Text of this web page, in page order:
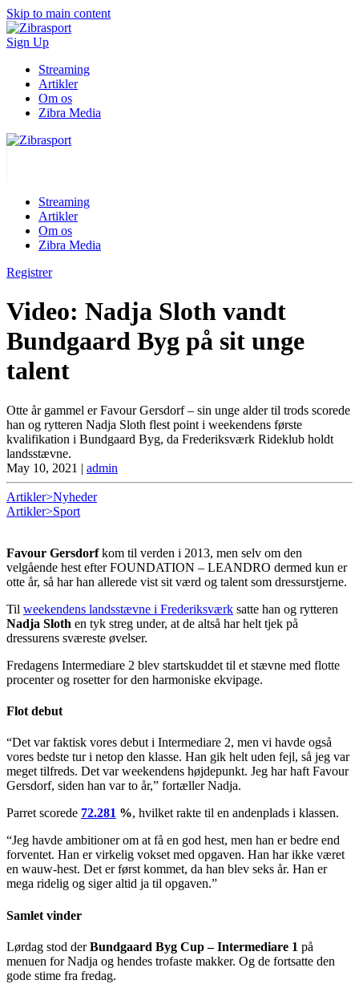
Skip to main content
Sign Up
Streaming
Artikler
Om os
Zibra Media
Streaming
Artikler
Om os
Zibra Media
Registrer
Video: Nadja Sloth vandt
Bundgaard Byg på sit unge
talent
Otte år gammel er Favour Gersdorf – sin unge alder til trods scorede
han og rytteren Nadja Sloth flest point i weekendens første
kvalifikation i Bundgaard Byg, da Frederiksværk Rideklub holdt
landsstævne.
May 10, 2021 | admin
Artikler>Nyheder
Artikler>Sport
Favour Gersdorfkom til verden i 2013, men selv om den
velgående hest efter FOUNDATION – LEANDRO dermed kun er
otte år, så har han allerede vist sit værd og talent som dressurstjerne.
Til weekendens landsstævne i Frederiksværk satte han og rytteren
Nadja Sloth en tyk streg under, at de altså har helt tjek på
dressurens sværeste øvelser.
Fredagens Intermediare 2 blev startskuddet til et stævne med flotte
procenter og rosetter for den harmoniske ekvipage.
Flot debut
“Det var faktisk vores debut i Intermediare 2, men vi havde også
vores bedste tur i netop den klasse. Han gik helt uden fejl, så jeg var
meget tilfreds. Det var weekendens højdepunkt. Jeg har haft Favour
Gersdorf, siden han var to år,” fortæller Nadja.
Parret scorede 72.281 %, hvilket rakte til en andenplads i klassen.
“Jeg havde ambitioner om at få en god hest, men han er bedre end
forventet. Han er virkelig vokset med opgaven. Han har ikke været
en wauw-hest. Det er først kommet, da han blev seks år. Han er
mega ridelig og siger altid ja til opgaven.”
Samlet vinder
Lørdag stod derBundgaard Byg Cup – Intermediare 1 på
menuen for Nadja og hendes trofaste makker. Og de fortsatte den
gode stime fra fredag.